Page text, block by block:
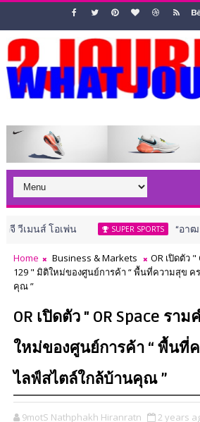
เพ่น SUPER SPORTS “อาฒยา” เปิด 7 อั
Home Business & Markets
OR เปิดตัว
129 " มิติใหม่ของศูนย์การค้า “ พื้นที่ความสุข
คุณ ”
OR เปิดตัว " OR Space รา
ใหม่ของศูนย์การค้า “ พื้นที่
ไลฟ์สไตล์ใกล้บ้านคุณ ”
9motS Nathphakh Hiranratn 2 years